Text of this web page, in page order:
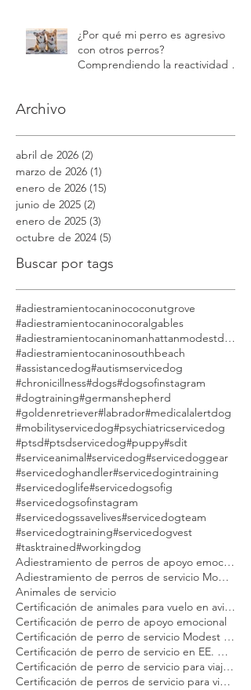
¿Por qué mi perro es agresivo
Archivo
abril de 2026 (2)2 entradas
marzo de 2026 (1)
enero de 2026 (15)
junio de 2025 (2) 2 entradas
octubre de 2024 (5)5 entradas
Buscar por tags
#adiestramientocaninococonutgrove
#adiestramientocaninocoralgables
#adiestramientocaninosouthbeach
#assistancedog#autismservicedog
#chronicillness#dogs#dogsofinstagram
#dogtraining#germanshepherd
#goldenretriever#labrador#medicalalertdog
#mobilityservicedog#psychiatricservicedog
#ptsd#ptsdservicedog#puppy#sdit
#serviceanimal#servicedog#servicedoggear
#servicedoghandler#servicedogintraining
#servicedoglife#servicedogsofig
#servicedogsofinstagram
#servicedogssavelives#servicedogteam
#servicedogtraining#servicedogvest
#tasktrained#workingdog
Adiestramiento de perros de servicio Modest Dog
Animales de servicio
Certificación de perro de apoyo emocional
Certificación de perro de servicio en EE. UU. para adultos